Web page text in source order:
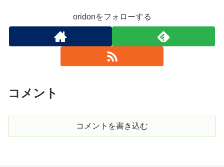
oridonをフォローする
コメント
コメントを書き込む